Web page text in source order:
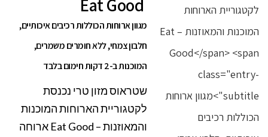
מגוון ארוחות הכוללות רכיבים איכותיים,
חלבון צמחי, ללא חומרים משמרים,
המוכנות ב-2 דקות חימום בלבד
שטראוס מזון טרי נכנסת
לקטגוריית הארוחות המוכנות
והמאוזנות – Eat Good ארוחה